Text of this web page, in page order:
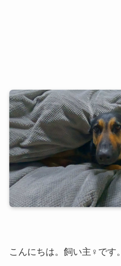
こんにちは。飼い主♀です。